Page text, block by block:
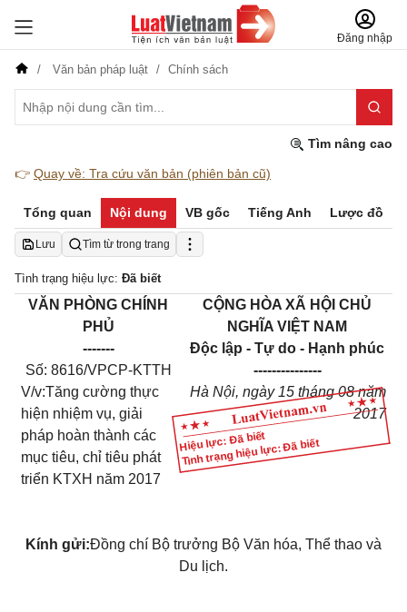
Đăng nhập
Văn bản pháp luật Chính sách
Tìm nâng cao
👉 Quay về: Tra cứu văn bản (phiên bản cũ)
Tổng quan Nội dung VB gốc Tiếng Anh Lược đồ
Lưu Tìm từ trong trang
Tình trạng hiệu lực: Đã biết
Hiệu lực: Đã biết
Tình trạng hiệu lực: Đã biết
VĂN PHÒNG CHÍNH
PHỦ
-------
Số: 8616/VPCP-KTTH
V/v:Tăng cường thực
hiện nhiệm vụ, giải
pháp hoàn thành các
mục tiêu, chỉ tiêu phát
triển KTXH năm 2017
CỘNG HÒA XÃ HỘI CHỦ
NGHĨA VIỆT NAM
Độc lập - Tự do - Hạnh phúc
---------------
Hà Nội, ngày 15tháng08 năm
2017
Kính gửi:Đồng chí Bộ trưởng Bộ Văn hóa, Thể thao và
Du lịch.